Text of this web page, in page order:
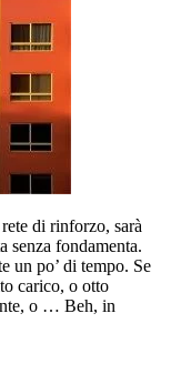
di rinforzo, sarà
senza fondamenta.
un po’ di tempo. Se
carico, o otto
o … Beh, in